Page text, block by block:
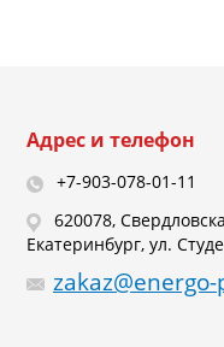
Адрес и телефон
+7-903-078-01-11
620078,
Екатеринбург, ул.